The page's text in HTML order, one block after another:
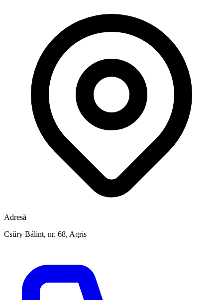
Adresă
Csűry Bálint, nr. 68, Agris